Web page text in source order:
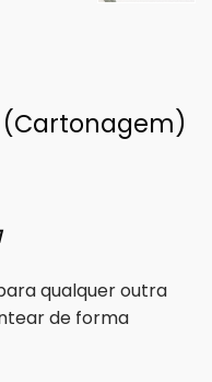
(Cartonagem)
qualquer outra
de forma